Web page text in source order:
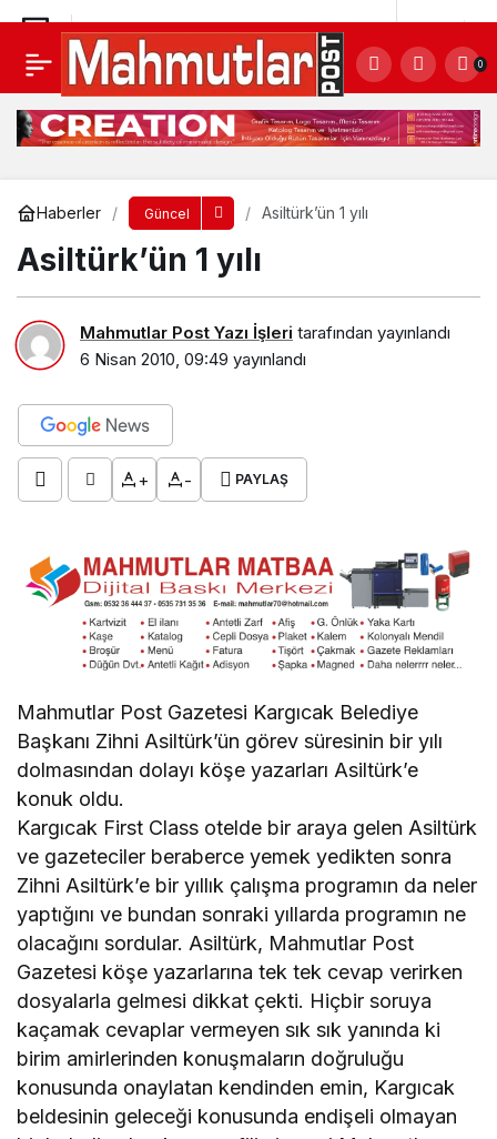
0
Haberler Güncel Asiltürk’ün 1 yılı
Asiltürk’ün 1 yılı
Mahmutlar Post Yazı İşleri tarafından yayınlandı
6 Nisan 2010, 09:49 yayınlandı
+ - PAYLAŞ
Mahmutlar Post Gazetesi Kargıcak Belediye
Başkanı Zihni Asiltürk’ün görev süresinin bir yılı
dolmasından dolayı köşe yazarları Asiltürk’e
konuk oldu.
Kargıcak First Class otelde bir araya gelen Asiltürk
ve gazeteciler beraberce yemek yedikten sonra
Zihni Asiltürk’e bir yıllık çalışma programın da neler
yaptığını ve bundan sonraki yıllarda programın ne
olacağını sordular. Asiltürk, Mahmutlar Post
Gazetesi köşe yazarlarına tek tek cevap verirken
dosyalarla gelmesi dikkat çekti. Hiçbir soruya
kaçamak cevaplar vermeyen sık sık yanında ki
birim amirlerinden konuşmaların doğruluğu
konusunda onaylatan kendinden emin, Kargıcak
beldesinin geleceği konusunda endişeli olmayan
Asiltürk’ün 1 yılı Yorum Yap